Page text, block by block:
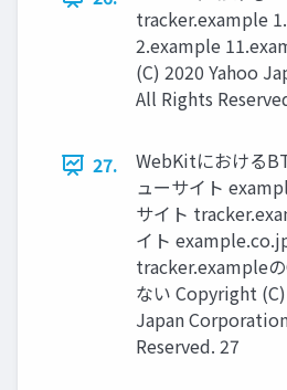
tracker.example
2.example
(C) 2020 Yahoo
All Rights
27.
WebKitにおける
ューサイト
サイト
イト
tracker.example
ない Copyright
Japan
Reserved. 27